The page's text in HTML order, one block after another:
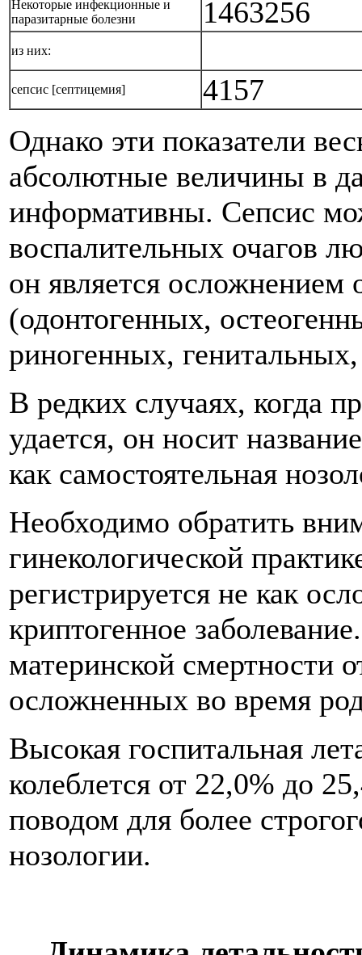
Некоторые инфекционные и
паразитарные болезни
1463256
из них:
сепсис [септицемия]
4157
Однако эти показатели
абсолютные величины в
информативны. Сепсис
воспалительных очагов
он является
(одонтогенных,
риногенных,
В редких случаях, когда
удается, он носит
как самостоятельная
Необходимо обратить
гинекологической
регистрируется не как
криптогенное
материнской смертности
осложненных во время
Высокая госпитальная
колеблется от 22,0% до
поводом для более
нозологии.